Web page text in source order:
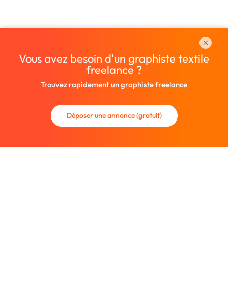
Vous avez besoin d'un graphiste textile
freelance ?
Trouvez rapidement un graphiste freelance
Déposer une annonce (gratuit)